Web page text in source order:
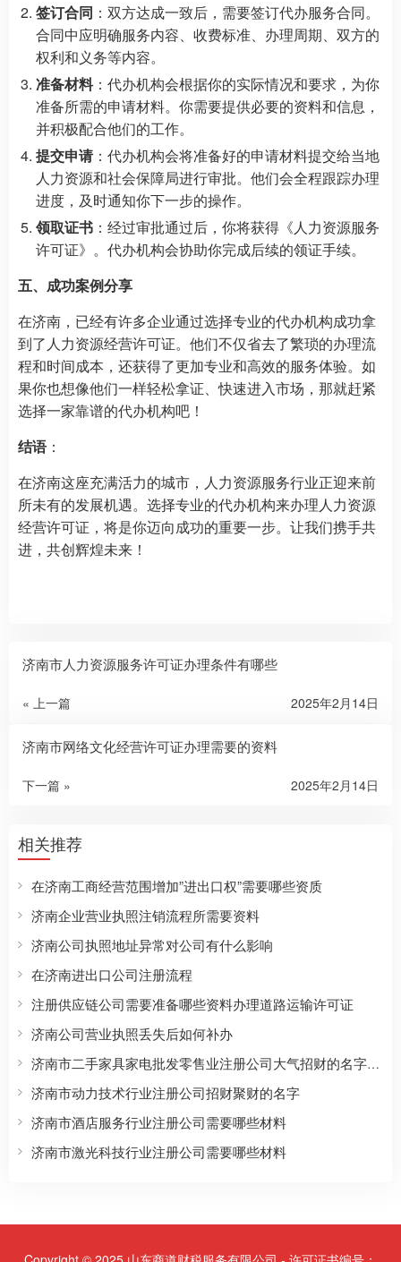
签订合同 ：双方达成一致后，需要签订代办服务合同。
合同中应明确服务内容、收费标准、办理周期、双方的
权利和义务等内容。
准备材料：代办机构会根据你的实际情况和要求，为你
准备所需的申请材料。你需要提供必要的资料和信息，
并积极配合他们的工作。
提交申请：代办机构会将准备好的申请材料提交给当地
人力资源和社会保障局进行审批。他们会全程跟踪办理
进度，及时通知你下一步的操作。
领取证书 ：经过审批通过后，你将获得《人力资源服务
许可证》。代办机构会协助你完成后续的领证手续。
五、成功案例分享
在济南，已经有许多企业通过选择专业的代办机构成功拿
到了人力资源经营许可证。他们不仅省去了繁琐的办理流
程和时间成本，还获得了更加专业和高效的服务体验。如
果你也想像他们一样轻松拿证、快速进入市场，那就赶紧
选择一家靠谱的代办机构吧！
结语：
在济南这座充满活力的城市，人力资源服务行业正迎来前
所未有的发展机遇。选择专业的代办机构来办理人力资源
经营许可证，将是你迈向成功的重要一步。让我们携手共
进，共创辉煌未来！
济南市人力资源服务许可证办理条件有哪些
« 上一篇 2025年2月14日
济南市网络文化经营许可证办理需要的资料
下一篇 » 2025年2月14日
相关推荐
在济南工商经营范围增加”进出口权”需要哪些资质
济南企业营业执照注销流程所需要资料
济南公司执照地址异常对公司有什么影响
在济南进出口公司注册流程
注册供应链公司需要准备哪些资料办理道路运输许可证
济南公司营业执照丢失后如何补办
济南市二手家具家电批发零售业注册公司大气招财的名字有哪些
济南市动力技术行业注册公司招财聚财的名字
济南市酒店服务行业注册公司需要哪些材料
济南市激光科技行业注册公司需要哪些材料